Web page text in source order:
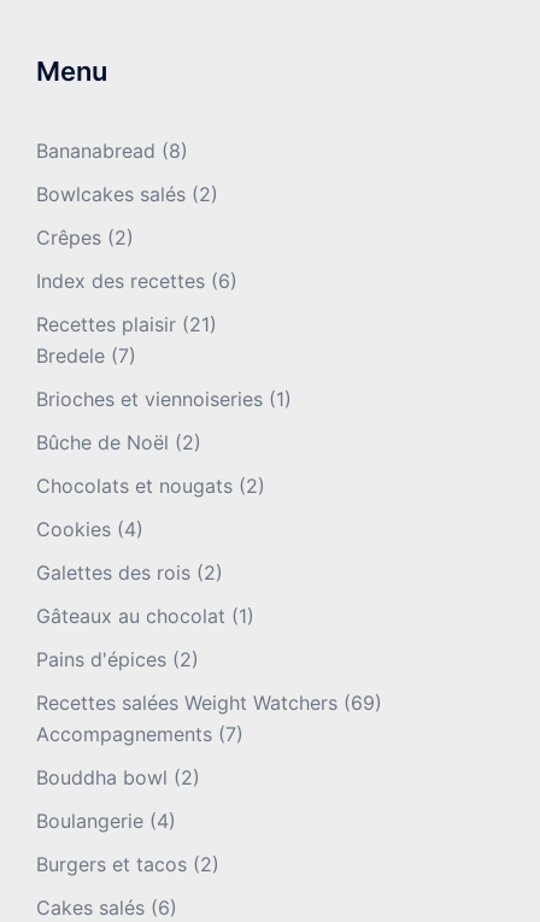
Menu
Bananabread (8)
Bowlcakes salés (2)
Crêpes (2)
Index des recettes (6)
Recettes plaisir (21)
Bredele (7)
Brioches et viennoiseries (1)
Bûche de Noël (2)
Chocolats et nougats (2)
Cookies (4)
Galettes des rois (2)
Gâteaux au chocolat (1)
Pains d'épices (2)
Recettes salées Weight Watchers (69)
Accompagnements (7)
Bouddha bowl (2)
Boulangerie (4)
Burgers et tacos (2)
Cakes salés (6)